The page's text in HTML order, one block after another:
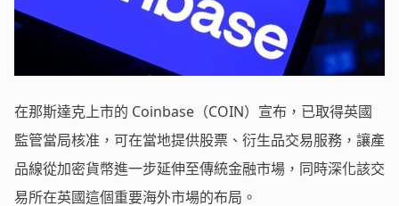
在那斯達克上市的 Coinbase（COIN）宣布，已取得英國
監管當局核准，可在當地提供股票、衍生品交易服務，讓產
品線從加密貨幣進一步延伸至傳統金融市場，同時深化該交
易所在英國這個重要海外市場的布局。